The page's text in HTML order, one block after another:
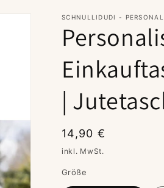
SCHNULLIDUDI -
|
Normaler
Preis
14,90 €
inkl. MwSt.
Größe